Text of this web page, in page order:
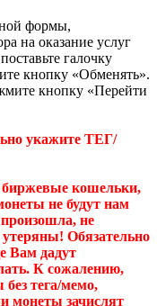
формы,
на оказание услуг
галочку
кнопку «Обменять».
кнопку «Перейти
укажите ТЕГ/
кошельки,
не будут нам
не
Обязательно
Вам дадут
К сожалению,
тега/мемо,
монеты зачислят